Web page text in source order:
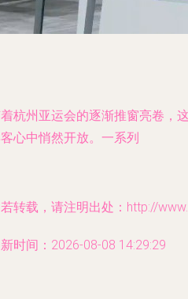
杭州亚运会的逐渐推窗亮卷，
心中悄然开放。一系列
转载，请注明出处：http://
时间：2026-08-08 14:29:29